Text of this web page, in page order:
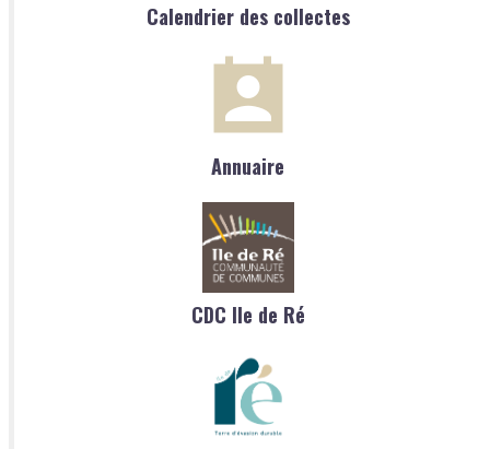
Calendrier des collectes
Annuaire
CDC Ile de Ré